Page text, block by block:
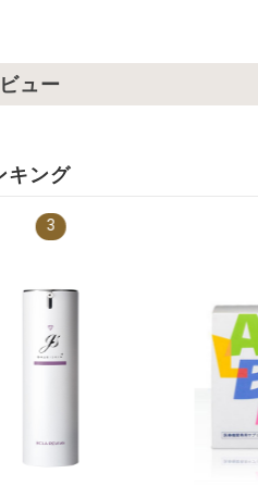
ュー
キング